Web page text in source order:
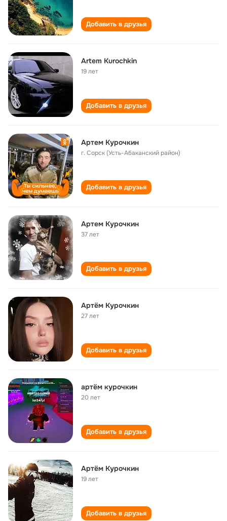
Добавить в друзья
Artem Kurochkin
19 лет
Добавить в друзья
Артем Курочкин
г. Сорск (Усть-Абаканский район)
Добавить в друзья
Артем Курочкин
37 лет
Добавить в друзья
Артём Курочкин
27 лет
Добавить в друзья
артём курочкин
20 лет
Добавить в друзья
Артём Курочкин
19 лет
Добавить в друзья